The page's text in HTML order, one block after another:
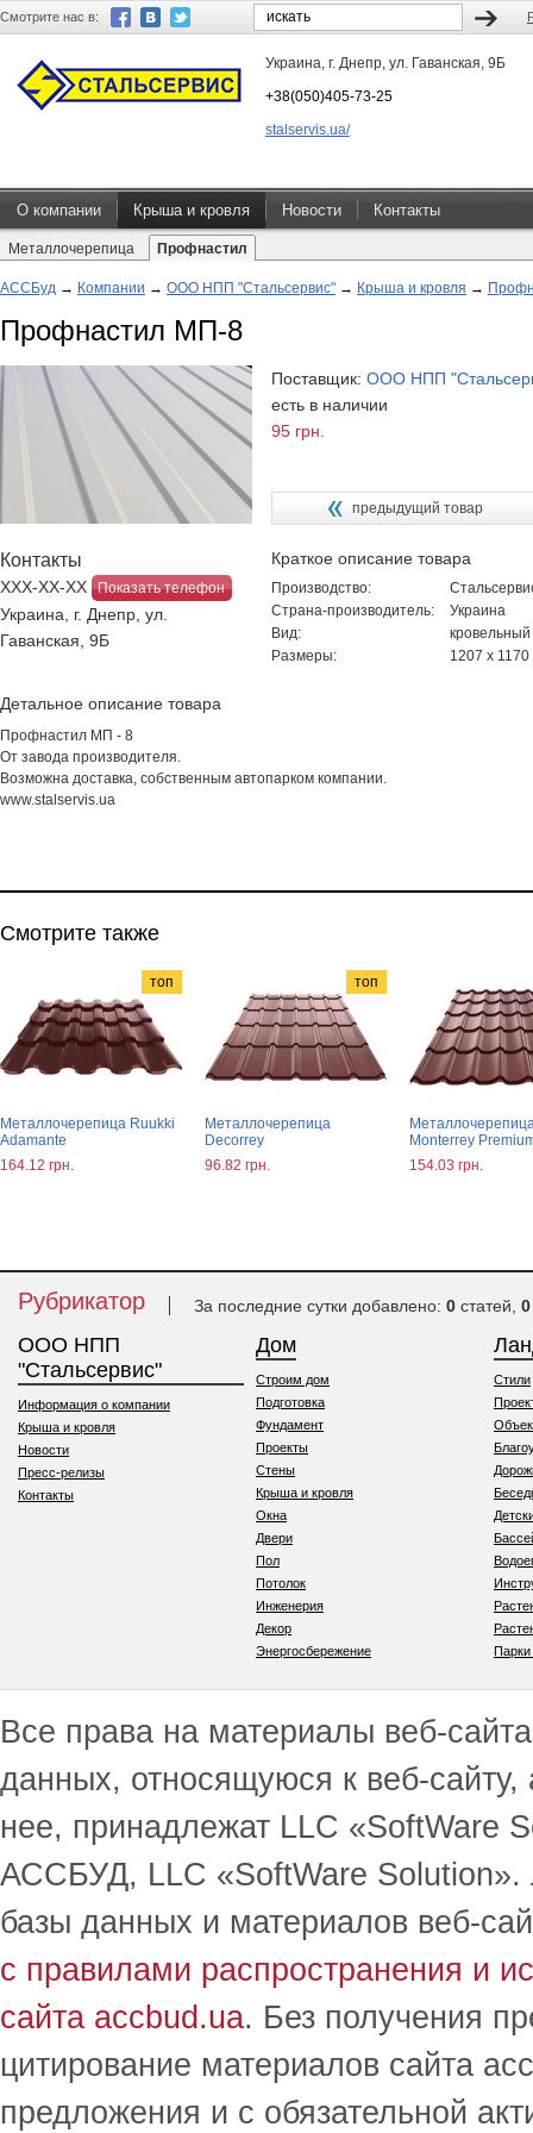
Смотрите нас в:
Украина, г. Днепр, ул. Гаванская, 9Б
+38(050)405-73-25
stalservis.ua/
О компании Крыша и кровля Новости Контакты
Металлочерепица Профнастил
АССБуд → Компании → ООО НПП "Стальсервис" → Крыша и кровля →
Профнастил МП-8
Контакты
ХХХ-ХХ-ХХ Показать телефон
Украина, г. Днепр, ул.
Гаванская, 9Б
Поставщик: ООО НПП
есть в наличии
95 грн.
предыдущий товар
Краткое описание товара
Производство:
Страна-производитель:
Украина
Вид:
кровельный
Размеры:
1207 х
Детальное описание товара
Профнастил МП - 8
От завода производителя.
Возможна доставка, собственным автопарком компании.
www.stalservis.ua
Смотрите также
топ
Металлочерепица Ruukki
Adamante
164.12 грн.
топ
Металлочерепица
Decorrey
96.82 грн.
Monterrey
154.03 грн.
Рубрикатор За последние сутки добавлено: 0 статей, 0
ООО НПП
"Стальсервис"
Информация о компании
Крыша и кровля
Новости
Пресс-релизы
Контакты
Дом
Строим дом
Подготовка
Фундамент
Проекты
Стены
Крыша и кровля
Окна
Двери
Пол
Потолок
Инженерия
Декор
Энергосбережение
Стили
Все права на материалы веб-
данных, относящуюся к веб-
нее, принадлежат LLC
АССБУД, LLC «SoftWare Solution».
базы данных и материалов веб-
с правилами распространения и
сайта accbud.ua. Без получения
цитирование материалов сайта
предложения и с обязательной